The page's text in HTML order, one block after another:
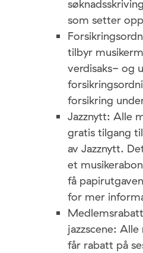
som setter
tilbyr
verdisaks- og
forsikring
Jazznytt: Alle
gratis tilgang
av Jazznytt.
et
få
for mer
jazzscene:
får rabatt på